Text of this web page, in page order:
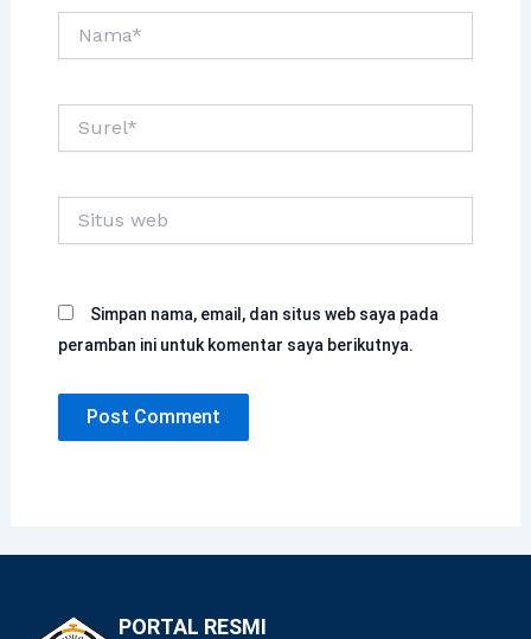
web
Simpan nama, email, dan situs web saya pada
peramban ini untuk komentar saya berikutnya.
PORTAL RESMI